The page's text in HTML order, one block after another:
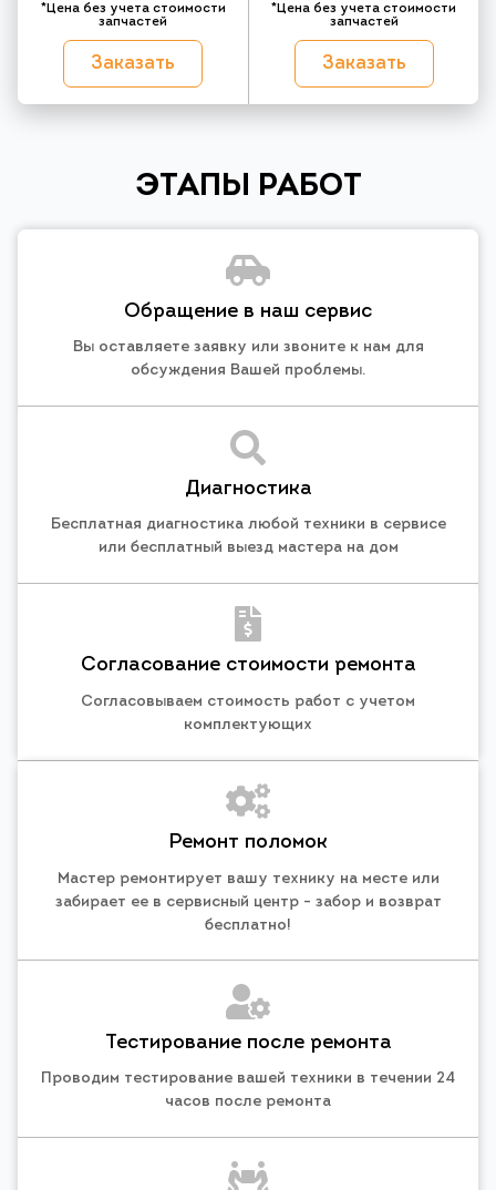
*Цена без учета стоимости
запчастей
Заказать
*Цена без учета стоимости
запчастей
Заказать
ЭТАПЫ РАБОТ
Обращение в наш сервис
Вы оставляете заявку или звоните к нам для
обсуждения Вашей проблемы.
Диагностика
Бесплатная диагностика любой техники в сервисе
или бесплатный выезд мастера на дом
Согласование стоимости ремонта
Согласовываем стоимость работ с учетом
комплектующих
Ремонт поломок
Мастер ремонтирует вашу технику на месте или
забирает ее в сервисный центр - забор и возврат
бесплатно!
Тестирование после ремонта
Проводим тестирование вашей техники в течении 24
часов после ремонта